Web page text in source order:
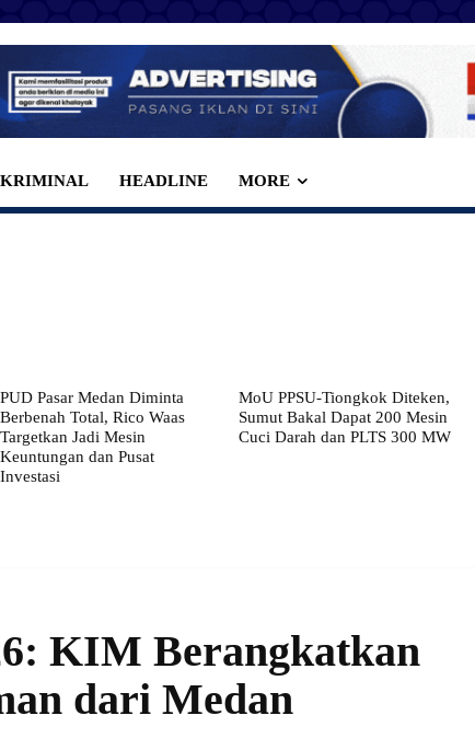
HEADLINE MORE
PUD Pasar Medan Diminta
Berbenah Total, Rico Waas
Targetkan Jadi Mesin
Keuntungan dan Pusat
Investasi
MoU PPSU-Tiongkok Diteken,
Sumut Bakal Dapat 200 Mesin
Cuci Darah dan PLTS 300 MW
KIM Berangkatkan
dari Medan